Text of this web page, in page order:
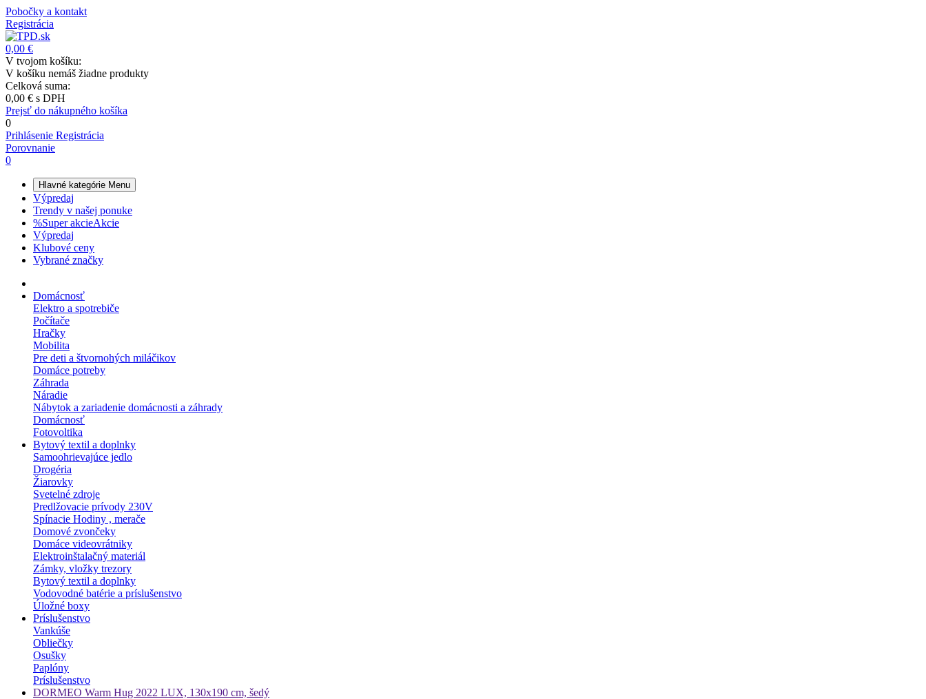
Pobočky a kontakt
Registrácia
0,00 €
V tvojom košíku:
V košíku nemáš žiadne produkty
Celková suma:
0,00 € s DPH
Prejsť do nákupného košíka
0
Prihlásenie Registrácia
Porovnanie
0
Hlavné kategórie Menu
Výpredaj
Trendy v našej ponuke
%Super akcieAkcie
Výpredaj
Klubové ceny
Vybrané značky
Domácnosť
Elektro a spotrebiče
Počítače
Hračky
Mobilita
Pre deti a štvornohých miláčikov
Domáce potreby
Záhrada
Náradie
Nábytok a zariadenie domácnosti a záhrady
Domácnosť
Fotovoltika
Bytový textil a doplnky
Samoohrievajúce jedlo
Drogéria
Žiarovky
Svetelné zdroje
Predlžovacie prívody 230V
Spínacie Hodiny , merače
Domové zvončeky
Domáce videovrátniky
Elektroinštalačný materiál
Zámky, vložky trezory
Bytový textil a doplnky
Vodovodné batérie a príslušenstvo
Úložné boxy
Príslušenstvo
Vankúše
Obliečky
Osušky
Paplóny
Príslušenstvo
DORMEO Warm Hug 2022 LUX, 130x190 cm, šedý